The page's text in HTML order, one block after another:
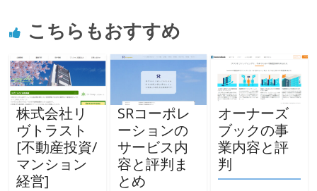
こちらもおすすめ
株式会社リ
ヴトラスト
[不動産投資/
マンション
経営]
SRコーポレ
ーションの
サービス内
容と評判ま
とめ
オーナーズ
ブックの事
業内容と評
判